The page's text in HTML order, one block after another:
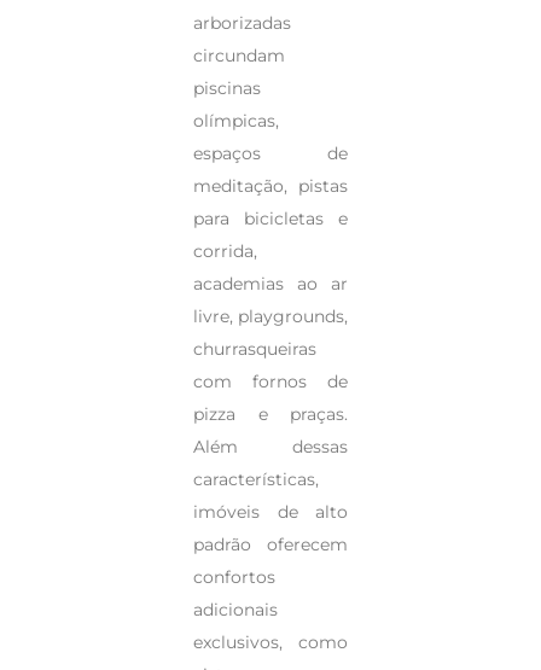
arborizadas
circundam
piscinas
olímpicas,
espaços de
meditação, pistas
para bicicletas e
corrida,
academias ao ar
livre, playgrounds,
churrasqueiras
com fornos de
pizza e praças.
Além dessas
características,
imóveis de alto
padrão oferecem
confortos
adicionais
exclusivos, como